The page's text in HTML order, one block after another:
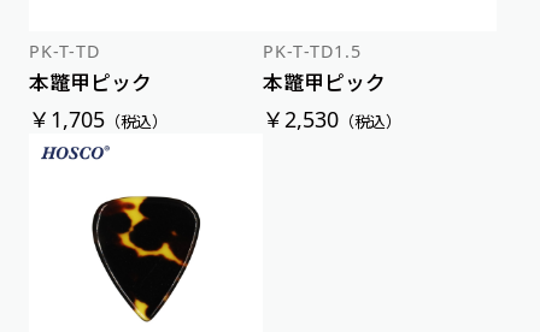
PK-T-TD
本鼈甲ピック
￥1,705（税込）
PK-T-TD1.5
本鼈甲ピック
￥2,530 （税込）